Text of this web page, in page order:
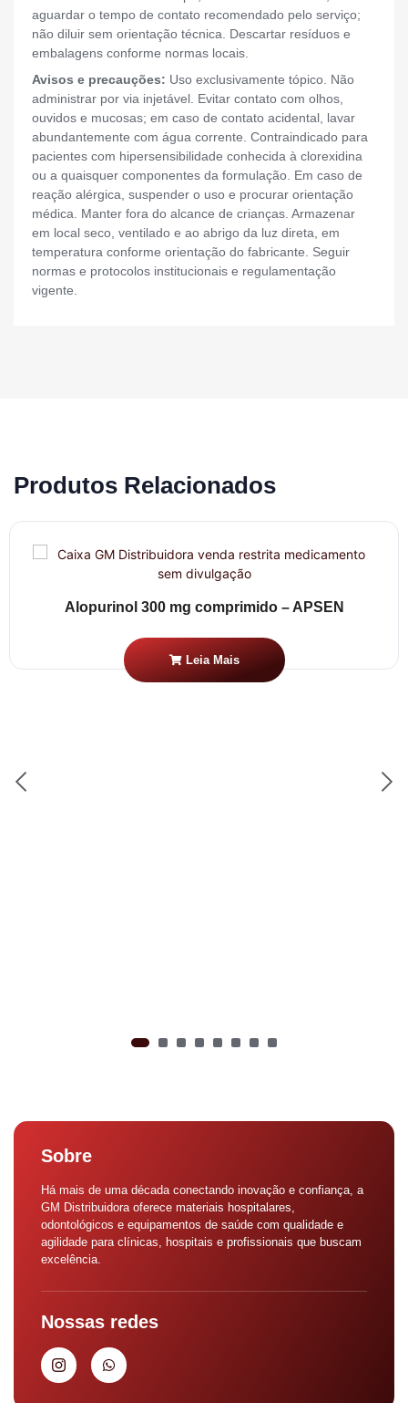
aguardar o tempo de contato recomendado pelo serviço;
não diluir sem orientação técnica. Descartar resíduos e
embalagens conforme normas locais.
Avisos e precauções: Uso exclusivamente tópico. Não
administrar por via injetável. Evitar contato com olhos,
ouvidos e mucosas; em caso de contato acidental, lavar
abundantemente com água corrente. Contraindicado para
pacientes com hipersensibilidade conhecida à clorexidina
ou a quaisquer componentes da formulação. Em caso de
reação alérgica, suspender o uso e procurar orientação
médica. Manter fora do alcance de crianças. Armazenar
em local seco, ventilado e ao abrigo da luz direta, em
temperatura conforme orientação do fabricante. Seguir
normas e protocolos institucionais e regulamentação
vigente.
Produtos Relacionados
Alopurinol 300 mg comprimido – APSEN
Leia Mais
Sobre
Há mais de uma década conectando inovação e confiança, a
GM Distribuidora oferece materiais hospitalares,
odontológicos e equipamentos de saúde com qualidade e
agilidade para clínicas, hospitais e profissionais que buscam
excelência.
Nossas redes